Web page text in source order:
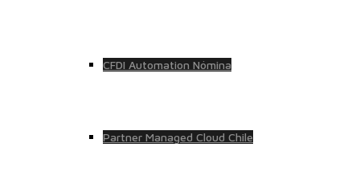
CFDI Automation Nómina
Partner Managed Cloud Chile